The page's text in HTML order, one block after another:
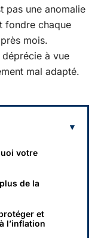
pas une anomalie
fondre chaque
mois.
déprécie à vue
mal adapté.
votre
de la
et
l’inflation